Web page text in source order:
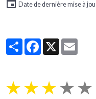
Date de dernière mise à
PartagerFacebook
X
★★★★★